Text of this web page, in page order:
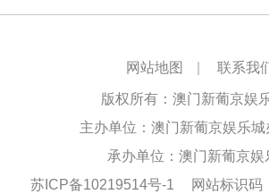
网站地图 联系我
版权所有：澳门新葡京娱
主办单位：澳门新葡京娱乐城
承办单位：澳门新葡京娱
苏ICP备10219514号-1
网站标识码